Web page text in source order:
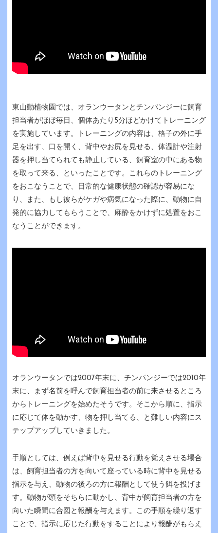
東山動植物園では、オランウータンとチンパンジーに飼育
担当者がほぼ毎日、個体あたり5分ほどかけてトレーニング
を実施しています。トレーニングの内容は、格子の外に手
足を出す、口を開く、背中やお尻を見せる、体温計や注射
器を押し当てられても静止している、飼育室の中にある物
を取って来る、といったことです。これらのトレーニング
をおこなうことで、日常的な健康状態の確認が容易にな
り、また、もし彼らがケガや病気になった際に、動物に自
発的に協力してもらうことで、麻酔をかけずに処置をおこ
なうことができます。
オランウータンでは2007年末に、チンパンジーでは2010年
末に、まず名前を呼んで飼育担当者の前に来させるところ
からトレーニングを始めたそうです。そこから順に、指示
に応じて体を動かす、物を押し当てる、と難しい内容にス
テップアップしていきました。
手順としては、例えば背中を見せる行動を覚えさせる場合
は、飼育担当者の方を向いて座っている時に背中を見せる
指示を与え、動物の後ろの方に報酬として使う餌を投げま
す。動物が頭をそちらに動かし、背中が飼育担当者の方を
向いた瞬間に合図と報酬を与えます。この手順を繰り返す
ことで、指示に応じた行動をすることにより報酬がもらえ